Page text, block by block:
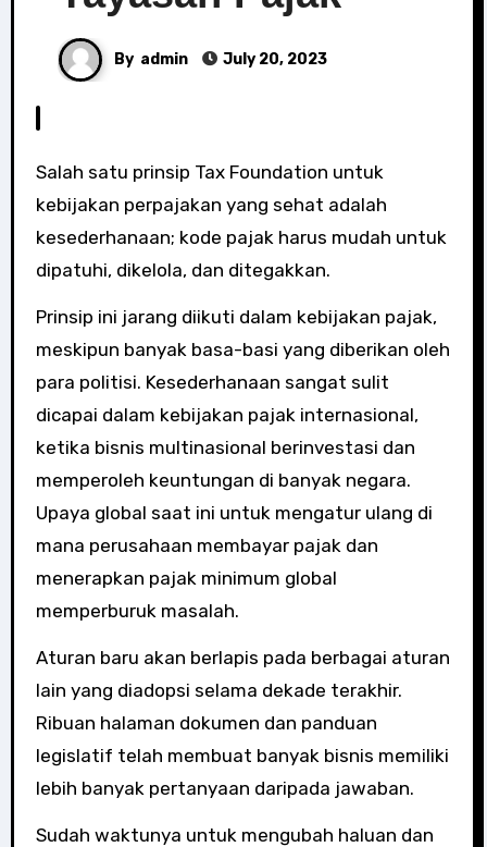
By admin July 20, 2023
Salah satu prinsip Tax Foundation untuk
kebijakan perpajakan yang sehat adalah
kesederhanaan; kode pajak harus mudah untuk
dipatuhi, dikelola, dan ditegakkan.
Prinsip ini jarang diikuti dalam kebijakan pajak,
meskipun banyak basa-basi yang diberikan oleh
para politisi. Kesederhanaan sangat sulit
dicapai dalam kebijakan pajak internasional,
ketika bisnis multinasional berinvestasi dan
memperoleh keuntungan di banyak negara.
Upaya global saat ini untuk mengatur ulang di
mana perusahaan membayar pajak dan
menerapkan pajak minimum global
memperburuk masalah.
Aturan baru akan berlapis pada berbagai aturan
lain yang diadopsi selama dekade terakhir.
Ribuan halaman dokumen dan panduan
legislatif telah membuat banyak bisnis memiliki
lebih banyak pertanyaan daripada jawaban.
Sudah waktunya untuk mengubah haluan dan